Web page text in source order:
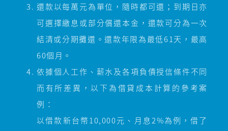
還款以每萬元為單位，隨時都可還；到期日亦
可選擇繳息或部分償還本金，還款可分為一次
結清或分期攤還。還款年限為最低61天，最高
60個月。
依據個人工作、薪水及各項負債授信條件不同
而有所差異，以下為借貸成本計算的參考案
例：
以借款新台幣10,000元、月息2%為例，借了